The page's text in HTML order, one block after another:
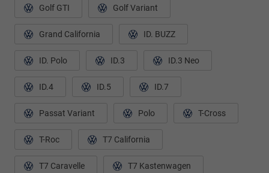
Golf GTI Golf Variant
Grand California ID. BUZZ
ID. Polo ID.3 ID.3 Neo
ID.4 ID.5 ID.7
Passat Variant Polo T-Cross
T-Roc T7 California
T7 Caravelle T7 Kastenwagen